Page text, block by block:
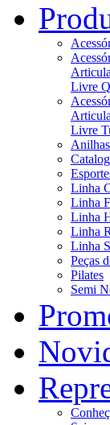
Livre
Livre
Linha
Linha
Linha
Linha
Linha
Peças
Pilates
Semi